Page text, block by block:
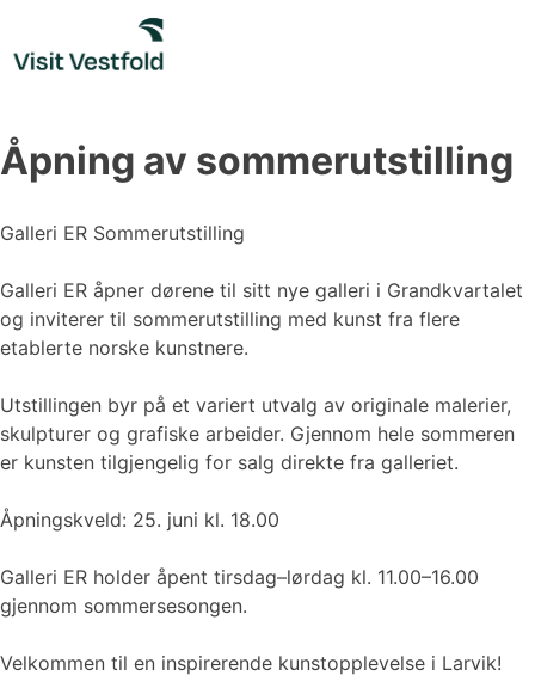
content
Åpning av sommerutstilling
Galleri ER Sommerutstilling
Galleri ER åpner dørene til sitt nye galleri i Grandkvartalet
og inviterer til sommerutstilling med kunst fra flere
etablerte norske kunstnere.
Utstillingen byr på et variert utvalg av originale malerier,
skulpturer og grafiske arbeider. Gjennom hele sommeren
er kunsten tilgjengelig for salg direkte fra galleriet.
Åpningskveld: 25. juni kl. 18.00
Galleri ER holder åpent tirsdag–lørdag kl. 11.00–16.00
gjennom sommersesongen.
Velkommen til en inspirerende kunstopplevelse i Larvik!